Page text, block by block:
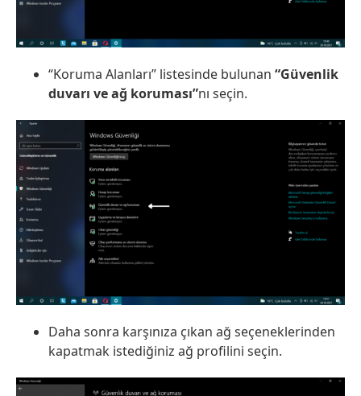
“Koruma Alanları” listesinde bulunan “Güvenlik
duvarı ve ağ koruması”nı seçin.
Daha sonra karşınıza çıkan ağ seçeneklerinden
kapatmak istediğiniz ağ profilini seçin.